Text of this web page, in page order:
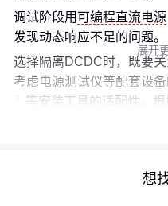
调试阶段用可编程直流电源
发现动态响应不足的问题。
选择隔离DCDC时，既要
考虑电源测试仪等配套设
等安装工具的适配性。
展开
想